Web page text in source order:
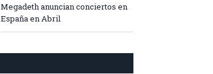
Megadeth anuncian conciertos en
España en Abril